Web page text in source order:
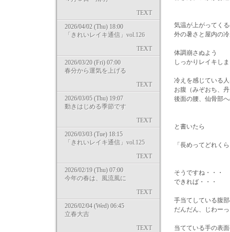
TEXT
2026/04/02 (Thu) 18:00
「きれいレイキ通信」vol.126
TEXT
2026/03/20 (Fri) 07:00
春分から運気を上げる
TEXT
2026/03/05 (Thu) 19:07
動きはじめる季節です
TEXT
2026/03/03 (Tue) 18:15
「きれいレイキ通信」vol.125
TEXT
2026/02/19 (Thu) 07:00
今年の春は、風流風に
TEXT
2026/02/04 (Wed) 06:45
立春大吉
TEXT
気温が上がってく
外の暑さと屋内の
体調崩さぬよう
しっかりレイキし
冷えを感じている
お腹（みぞおち、
後面の腰、仙骨部
と書いたら
「長めってどれく
そうですね・・・
できれば・・・
手当てしている腹
だんだん、じわー
当てている手の表